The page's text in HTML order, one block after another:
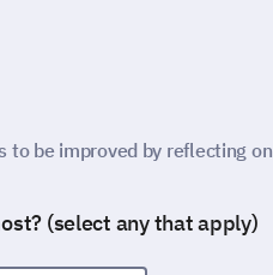
be improved by reflecting on
(select any that apply)